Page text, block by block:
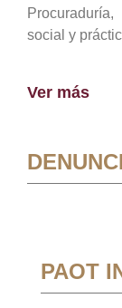
social y
Ver más
PAOT